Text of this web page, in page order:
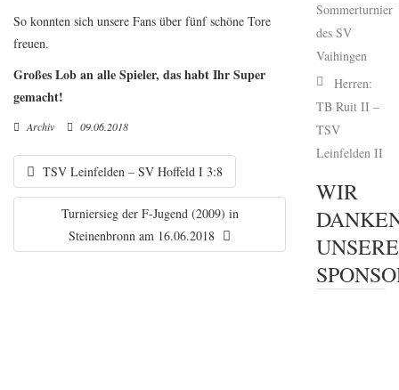
So konnten sich unsere Fans über fünf schöne Tore
freuen.
Großes Lob an alle Spieler, das habt Ihr Super
gemacht!
Archiv 09.06.2018
TSV Leinfelden – SV Hoffeld I 3:8
Turniersieg der F-Jugend (2009) in
Steinenbronn am 16.06.2018
Sommerturnier
des SV
Vaihingen
Herren:
TB Ruit II –
TSV
Leinfelden II
WIR